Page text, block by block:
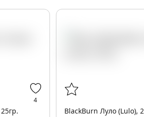
4
BlackBurn Луло (Lulo),